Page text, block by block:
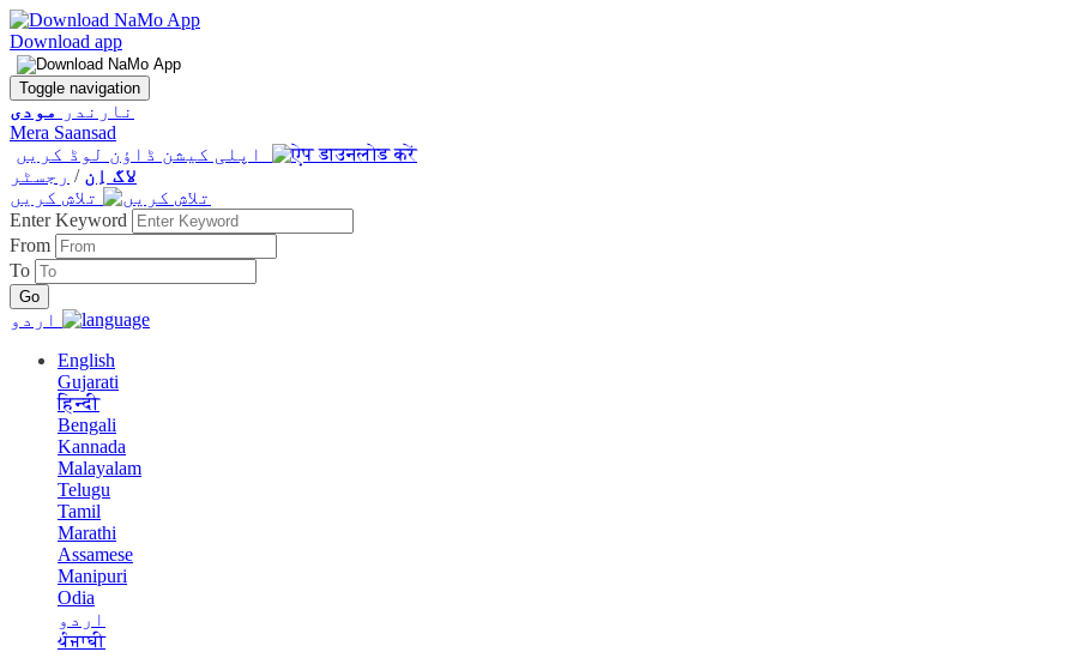
Download app
Toggle navigation
نارندر
مودی
Mera Saansad
اپلی کیشن ڈاؤن لوڈ کریں
لاگ اِن / رجسٹر
Enter Keyword
From
To
English
Gujarati
हिन्दी
Bengali
Kannada
Malayalam
Telugu
Tamil
Marathi
Assamese
Manipuri
Odia
اردو
ਪੰਜਾਬੀ